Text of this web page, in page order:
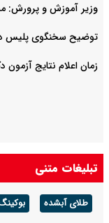
وزیر آموزش و پرورش:
توضیح سخنگوی پلیس
زمان اعلام نتایج
تبلیغات متنی
طلای آبشده